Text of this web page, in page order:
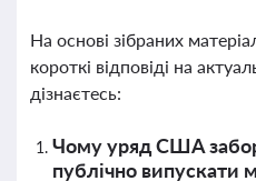
На основі зібраних
короткі відповіді на
дізнаєтесь:
Чому уряд США
публічно випускати